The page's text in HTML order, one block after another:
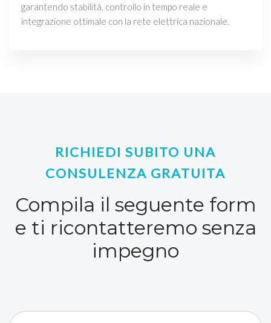
garantendo stabilità, controllo in tempo reale e
integrazione ottimale con la rete elettrica nazionale.
RICHIEDI SUBITO UNA
CONSULENZA GRATUITA
Compila il seguente form
e ti ricontatteremo senza
impegno